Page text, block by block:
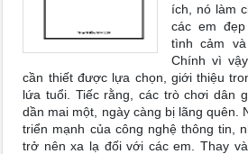
ích, nó làm
các em
tình cảm
Chính vì
cần thiết được lựa chọn, giới thiệu
lứa tuổi. Tiếc rằng, các trò chơi dân
dần mai một, ngày càng bị lãng quên.
triển mạnh của công nghệ thông tin,
trở nên xa lạ đối với các em. Thay